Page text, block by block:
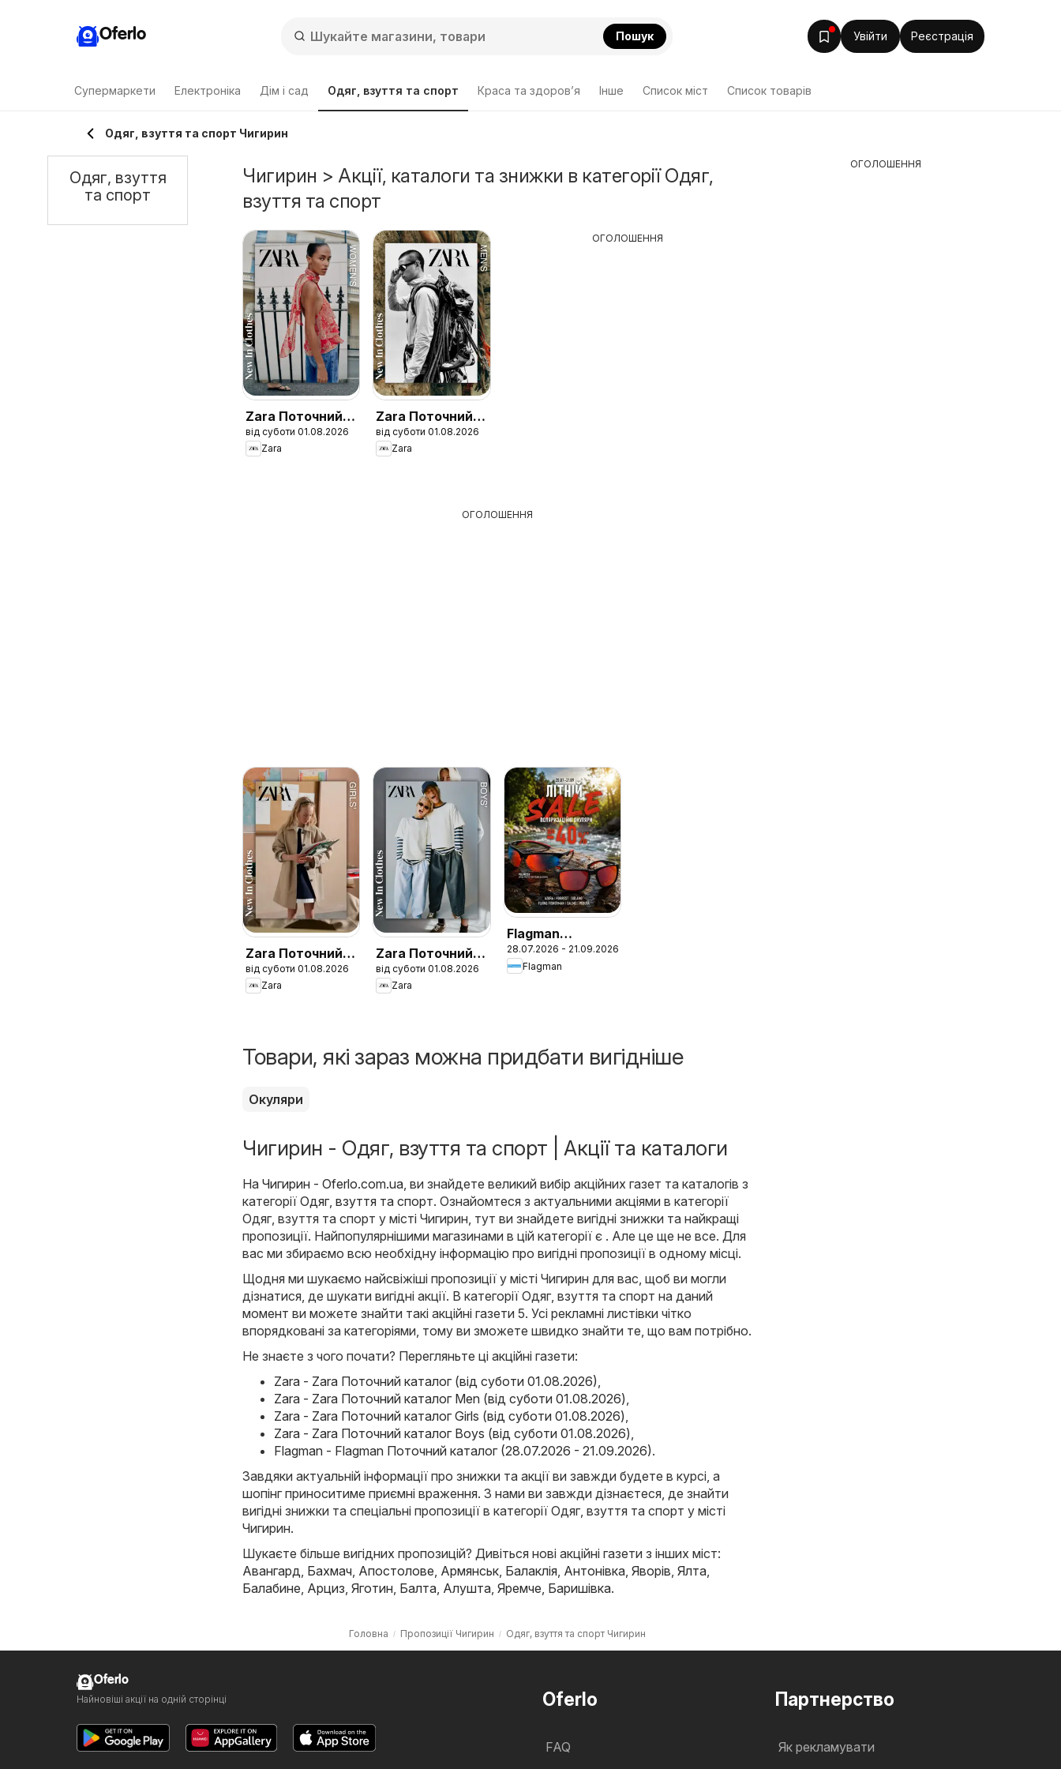
Oferlo Пошук Увійти Реєстрація
Супермаркети Електроніка Дім і сад Одяг, взуття та спорт Краса та здоров’я Інше Cписок міст Список товарів
Одяг, взуття та спорт Чигирин
Чигирин > Акції, каталоги та знижки в категорії Одяг,
взуття та спорт
Zara Поточний
каталог
від суботи 01.08.2026
Zara
Zara Поточний
каталог Men
від суботи 01.08.2026
Zara
ОГОЛОШЕННЯ
ОГОЛОШЕННЯ
Zara Поточний
каталог Girls
від суботи 01.08.2026
Zara
Zara Поточний
каталог Boys
від суботи 01.08.2026
Zara
Flagman
Поточний
каталог
28.07.2026 - 21.09.2026
Flagman
Товари, які зараз можна придбати вигідніше
Окуляри
Чигирин - Одяг, взуття та спорт | Акції та каталоги
На Чигирин - Oferlo.com.ua , ви знайдете великий вибір акційних газет та каталогів з
категорії Одяг, взуття та спорт. Ознайомтеся з актуальними акціями в категорії
Одяг, взуття та спорт у місті Чигирин, тут ви знайдете вигідні знижки та найкращі
пропозиції. Найпопулярнішими магазинами в цій категорії є . Але це ще не все. Для
вас ми збираємо всю необхідну інформацію про вигідні пропозиції в одному місці.
Щодня ми шукаємо найсвіжіші пропозиції у місті Чигирин для вас, щоб ви могли
дізнатися, де шукати вигідні акції. В категорії Одяг, взуття та спорт на даний
момент ви можете знайти такі акційні газети 5. Усі рекламні листівки чітко
впорядковані за категоріями, тому ви зможете швидко знайти те, що вам потрібно.
Не знаєте з чого почати? Перегляньте ці акційні газети:
Zara - Zara Поточний каталог (від суботи 01.08.2026)
Zara - Zara Поточний каталог Men (від суботи 01.08.2026)
Zara - Zara Поточний каталог Girls (від суботи 01.08.2026)
Zara - Zara Поточний каталог Boys (від суботи 01.08.2026)
Flagman - Flagman Поточний каталог (28.07.2026 - 21.09.2026).
Завдяки актуальній інформації про знижки та акції ви завжди будете в курсі, а
шопінг приноситиме приємні враження. З нами ви завжди дізнаєтеся, де знайти
вигідні знижки та спеціальні пропозиції в категорії Одяг, взуття та спорт у місті
Чигирин.
Шукаєте більше вигідних пропозицій? Дивіться нові акційні газети з інших міст:
Авангард Бахмач Апостолове Армянськ Балаклія Антонівка Яворів Ялта
Балабине Арциз Яготин Балта Алушта Яремче Баришівка.
Головна Пропозиції Чигирин Одяг, взуття та спорт Чигирин
Одяг, взуття
та спорт
ОГОЛОШЕННЯ
Oferlo
FAQ
Партнерство
Як рекламувати
Oferlo
Найновіші акції на одній сторінці